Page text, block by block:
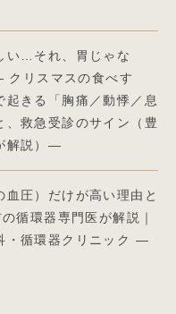
い…それ、胃じゃな
クリスマスの食べす
起きる「胸痛／動悸／息
、救急受診のサイン（豊
解説）—
血圧）だけが高い理由と
循環器専門医が解説｜
・循環器クリニック ―